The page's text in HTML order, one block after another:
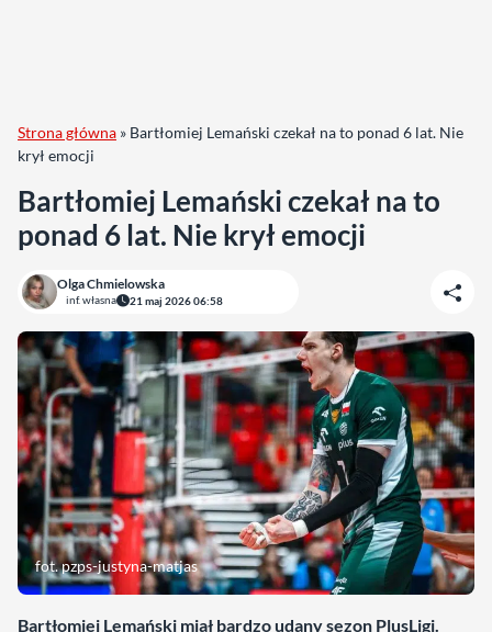
Strona główna » Bartłomiej Lemański czekał na to ponad 6 lat. Nie
krył emocji
Bartłomiej Lemański czekał na to
ponad 6 lat. Nie krył emocji
Olga Chmielowska
inf. własna 21 maj 2026 06:58
fot. pzps-justyna-matjas
Bartłomiej Lemański miał bardzo udany sezon PlusLigi.